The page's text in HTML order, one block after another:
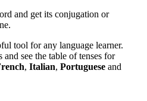
and get its conjugation or
tool for any language learner.
see the table of tenses for
, Italian, Portuguese and